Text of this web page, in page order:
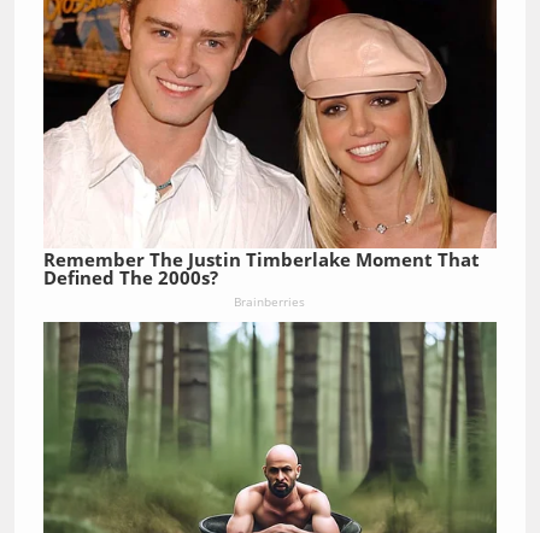
Remember The Justin Timberlake Moment That
Defined The 2000s?
Brainberries